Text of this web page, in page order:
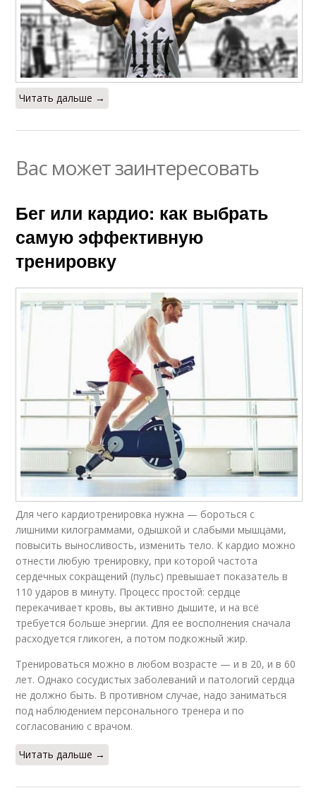
Читать дальше →
Вас может заинтересовать
Бег или кардио: как выбрать
самую эффективную
тренировку
Для чего кардиотренировка нужна — бороться с
лишними килограммами, одышкой и слабыми мышцами,
повысить выносливость, изменить тело. К кардио можно
отнести любую тренировку, при которой частота
сердечных сокращений (пульс) превышает показатель в
110 ударов в минуту. Процесс простой: сердце
перекачивает кровь, вы активно дышите, и на всё
требуется больше энергии. Для ее восполнения сначала
расходуется гликоген, а потом подкожный жир.
Тренироваться можно в любом возрасте — и в 20, и в 60
лет. Однако сосудистых заболеваний и патологий сердца
не должно быть. В противном случае, надо заниматься
под наблюдением персонального тренера и по
согласованию с врачом.
Читать дальше →